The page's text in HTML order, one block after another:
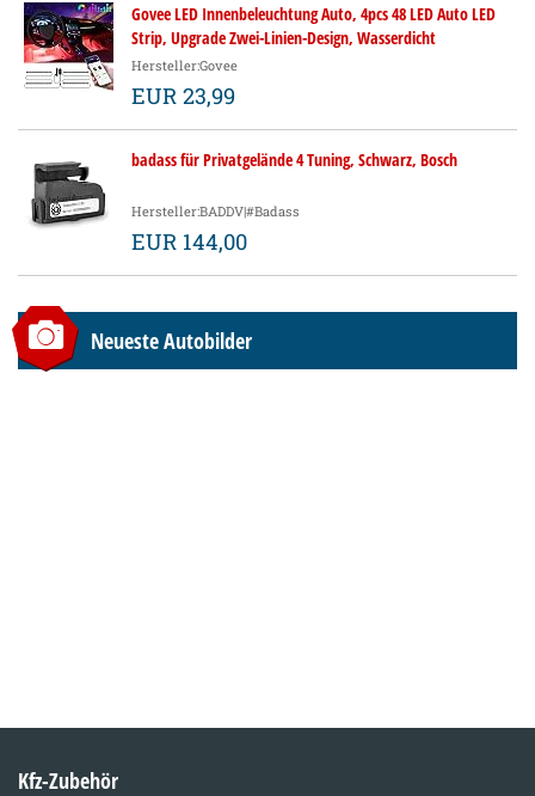
Govee LED Innenbeleuchtung Auto, 4pcs 48 LED Auto LED
Strip, Upgrade Zwei-Linien-Design, Wasserdicht
Beleuchtung APP Steuerbare mehrfarbig Musik
Innenbeleuchtung mit Zigarettenanzünder, 12V
Hersteller:Govee
EUR 23,99
badass für Privatgelände 4 Tuning, Schwarz, Bosch
Hersteller:BADDV|#Badass
EUR 144,00
Neueste Autobilder
Kfz-Zubehör